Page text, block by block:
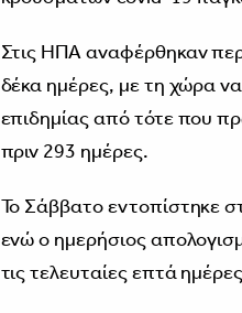
Στις ΗΠΑ αναφέρθηκαν
δέκα ημέρες, με τη χώρα
επιδημίας από τότε που
πριν 293 ημέρες.
Το Σάββατο εντοπίστηκε
ενώ ο ημερήσιος
τις τελευταίες επτά